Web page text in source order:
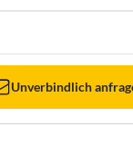
Unverbindlich